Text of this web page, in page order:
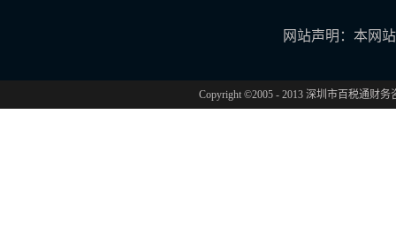
网站声明：本网
Copyright ©2005 - 2013 深圳市百税通财务